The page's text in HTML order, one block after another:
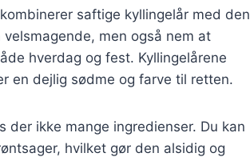
saftige kyllingelår med den
men også nem at
hverdag og fest. Kyllingelårene
en dejlig sødme og farve til retten.
ikke mange ingredienser. Du kan
hvilket gør den alsidig og